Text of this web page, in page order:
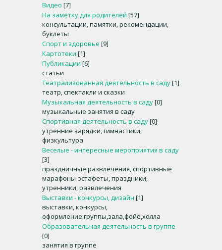
Видео [7]
На заметку для родителей [57]
консультации, памятки, рекомендации,
буклеты
Спорт и здоровье [9]
Картотеки [1]
Публикации [6]
статьи
Театрализованная деятельность в саду[1]
театр, спектакли и сказки
Музыкальная деятельность в саду[0]
музыкальные занятия в саду
Спортивная деятельность в саду[0]
утренние зарядки, гимнастики,
физкультура
Веселые - интересные мероприятия в саду
[3]
праздничные развлечения, спортивные
марафоны-эстафеты, праздники,
утренники, развлечения
Выставки - конкурсы, дизайн [1]
выставки, конкурсы,
оформление:группы,зала,фойе,холла
Образовательная деятельность в группе
[0]
занятия в группе